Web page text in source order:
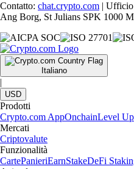
Contatto: chat.crypto.com |
Ang Borg, St Julians SPK 1000
Italiano
|
USD
Prodotti
Crypto.com AppOnchainLevel Up
Mercati
Criptovalute
Funzionalità
CartePanieriEarnStakeDeFi